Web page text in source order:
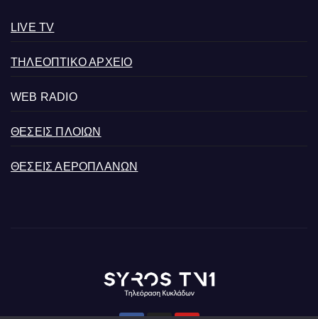
LIVE TV
ΤΗΛΕΟΠΤΙΚΟ ΑΡΧΕΙΟ
WEB RADIO
ΘΕΣΕΙΣ ΠΛΟΙΩΝ
ΘΕΣΕΙΣ ΑΕΡΟΠΛΑΝΩΝ